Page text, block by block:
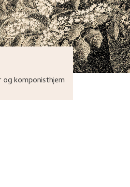
komponisthjem